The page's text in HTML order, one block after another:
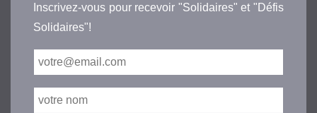
Inscrivez-vous pour recevoir "Solidaires" et "Défis
Solidaires"!